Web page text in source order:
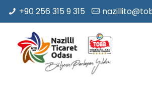
+90 256 315 9 315